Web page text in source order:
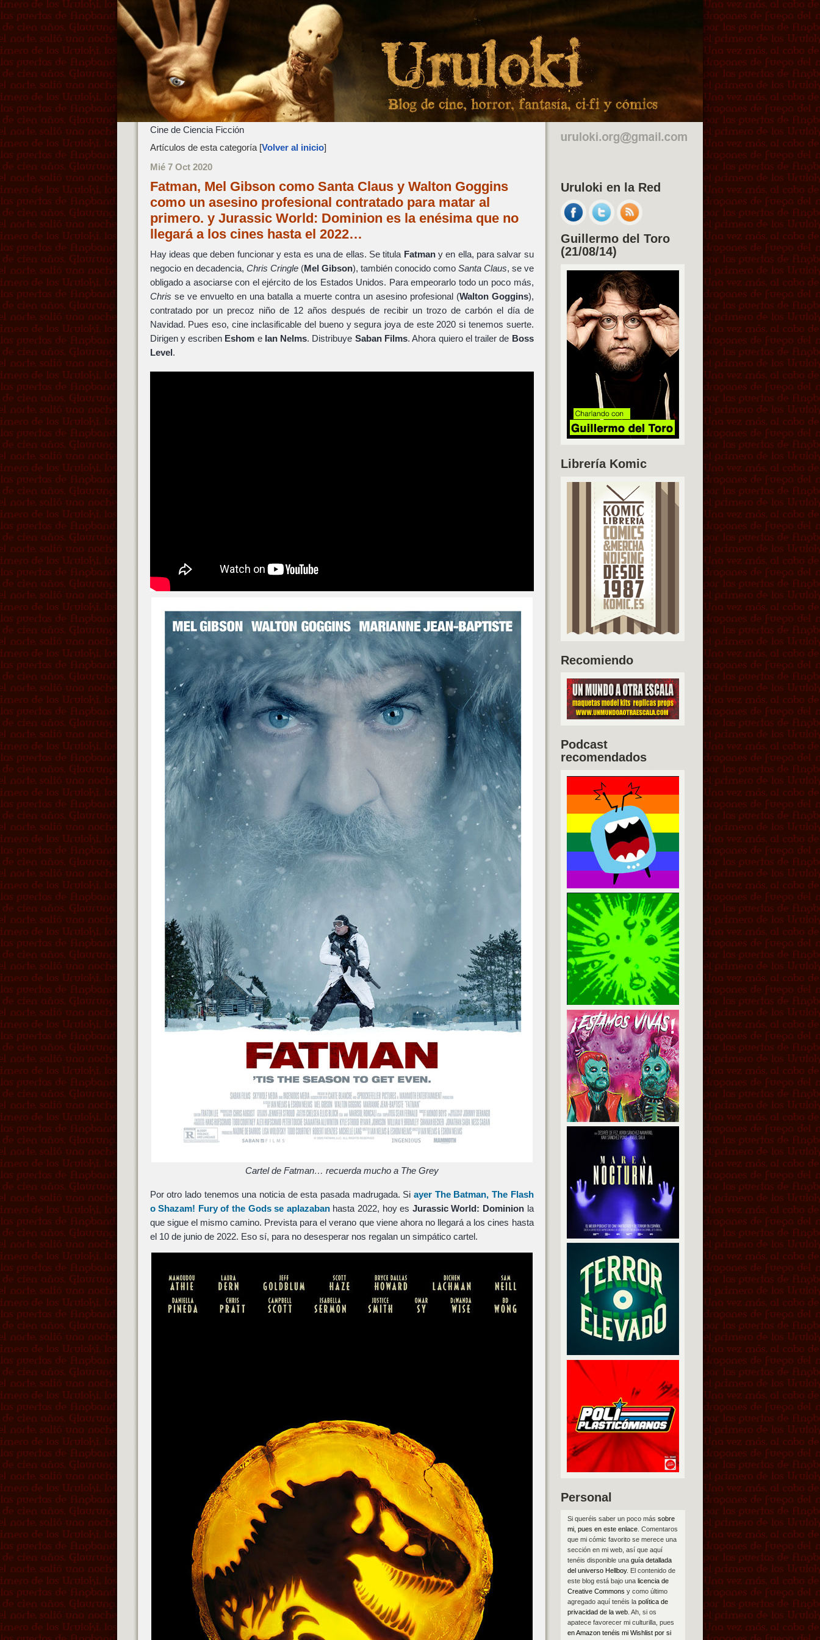
Cine de Ciencia Ficción
Artículos de esta categoría [Volver al inicio]
Mié 7 Oct 2020
Fatman, Mel Gibson como Santa Claus y Walton Goggins
como un asesino profesional contratado para matar al
primero. y Jurassic World: Dominion es la enésima que no
llegará a los cines hasta el 2022…
Hay ideas que deben funcionar y esta es una de ellas. Se titula Fatmany en ella, para salvar su
negocio en decadencia, Chris Cringle(Mel Gibson), también conocido como Santa Claus, se ve
obligado a asociarse con el ejército de los Estados Unidos. Para empeorarlo todo un poco más,
Chris se ve envuelto en una batalla a muerte contra un asesino profesional (Walton Goggins),
contratado por un precoz niño de 12 años después de recibir un trozo de carbón el día de
Navidad. Pues eso, cine inclasificable del bueno y segura joya de este 2020 si tenemos suerte.
Dirigen y escriben Eshom e Ian Nelms. Distribuye Saban Films. Ahora quiero el trailer de Boss
Level.
Cartel de Fatman… recuerda mucho a The Grey
Por otro lado tenemos una noticia de esta pasada madrugada. Si ayer The Batman, The Flash
oShazam! Fury of the Godsse aplazabanhasta 2022, hoy es Jurassic World: Dominionla
que sigue el mismo camino. Prevista para el verano que viene ahora no llegará a los cines hasta
el 10 de junio de 2022. Eso sí, para no desesperar nos regalan un simpático cartel.
Uruloki en la Red
Guillermo del Toro
(21/08/14)
Librería Komic
Recomiendo
Podcast
recomendados
Personal
Si queréis saber un poco más sobre
mi, pues en este enlace. Comentaros
que mi cómic favorito se merece una
sección en mi web, así que aquí
tenéis disponible una guía detallada
del universo Hellboy. El contenido de
este blog está bajo una licencia de
Creative Commons y como último
agregado aquí tenéis la política de
privacidad de la web. Ah, si os
apatece favorecer mi culturilla, pues
en Amazon tenéis mi Wishlist por si